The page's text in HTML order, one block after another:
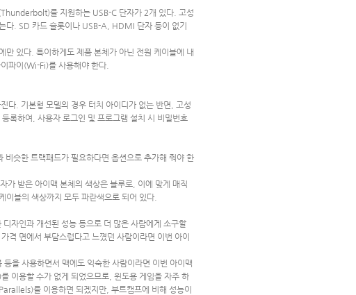
를 지원하는 USB-C 단자가 2개 있다. 고성
다. SD 카드 슬롯이나 USB-A, HDMI 단자 등이 없기
있다. 특이하게도 제품 본체가 아닌 전원 케이블에 내
파이(Wi-Fi)를 사용해야 한다.
다. 기본형 모델의 경우 터치 아이디가 없는 반면, 고성
록하여, 사용자 로그인 및 프로그램 설치 시 비밀번호
슷한 트랙패드가 필요하다면 옵션으로 추가해 줘야 한
가 받은 아이맥 본체의 색상은 블루로, 이에 맞게 매직
블의 색상까지 모두 파란색으로 되어 있다.
자인과 개선된 성능 등으로 더 많은 사람에게 소구할
면에서 부담스럽다고 느꼈던 사람이라면 이번 아이
을 사용하면서 맥에도 익숙한 사람이라면 이번 아이맥
이용할 수가 없게 되었으므로, 윈도용 게임을 자주 하
를 이용하면 되겠지만, 부트캠프에 비해 성능이